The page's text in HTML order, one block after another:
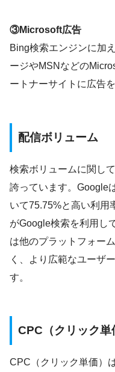
③Microsoft広告
Bing検索エンジンに加
ージやMSNなどの
ートナーサイトに広告
配信ボリューム
検索ボリュームに関し
誇っています。Google
いて75.75%と高い利用
がGoogle検索を利用し
は他のプラットフォー
く、より広範なユーザ
す。
CPC（クリック単
CPC（クリック単価）